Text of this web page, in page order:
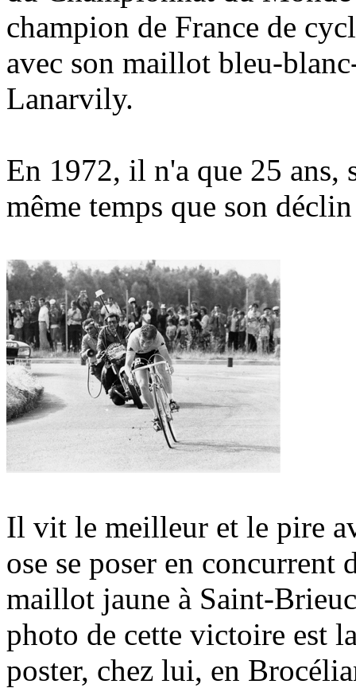
champion de France de
avec son maillot bleu-
Lanarvily.
En 1972, il n'a que 25 ans,
même temps que son
Il vit le meilleur et le pire
ose se poser en
maillot jaune à Saint-
photo de cette victoire est
poster, chez lui, en